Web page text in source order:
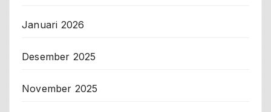
Januari 2026
Desember 2025
November 2025